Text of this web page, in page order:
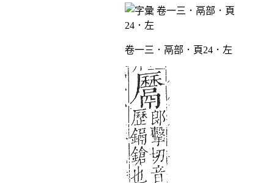
卷一三．鬲部．頁24．左